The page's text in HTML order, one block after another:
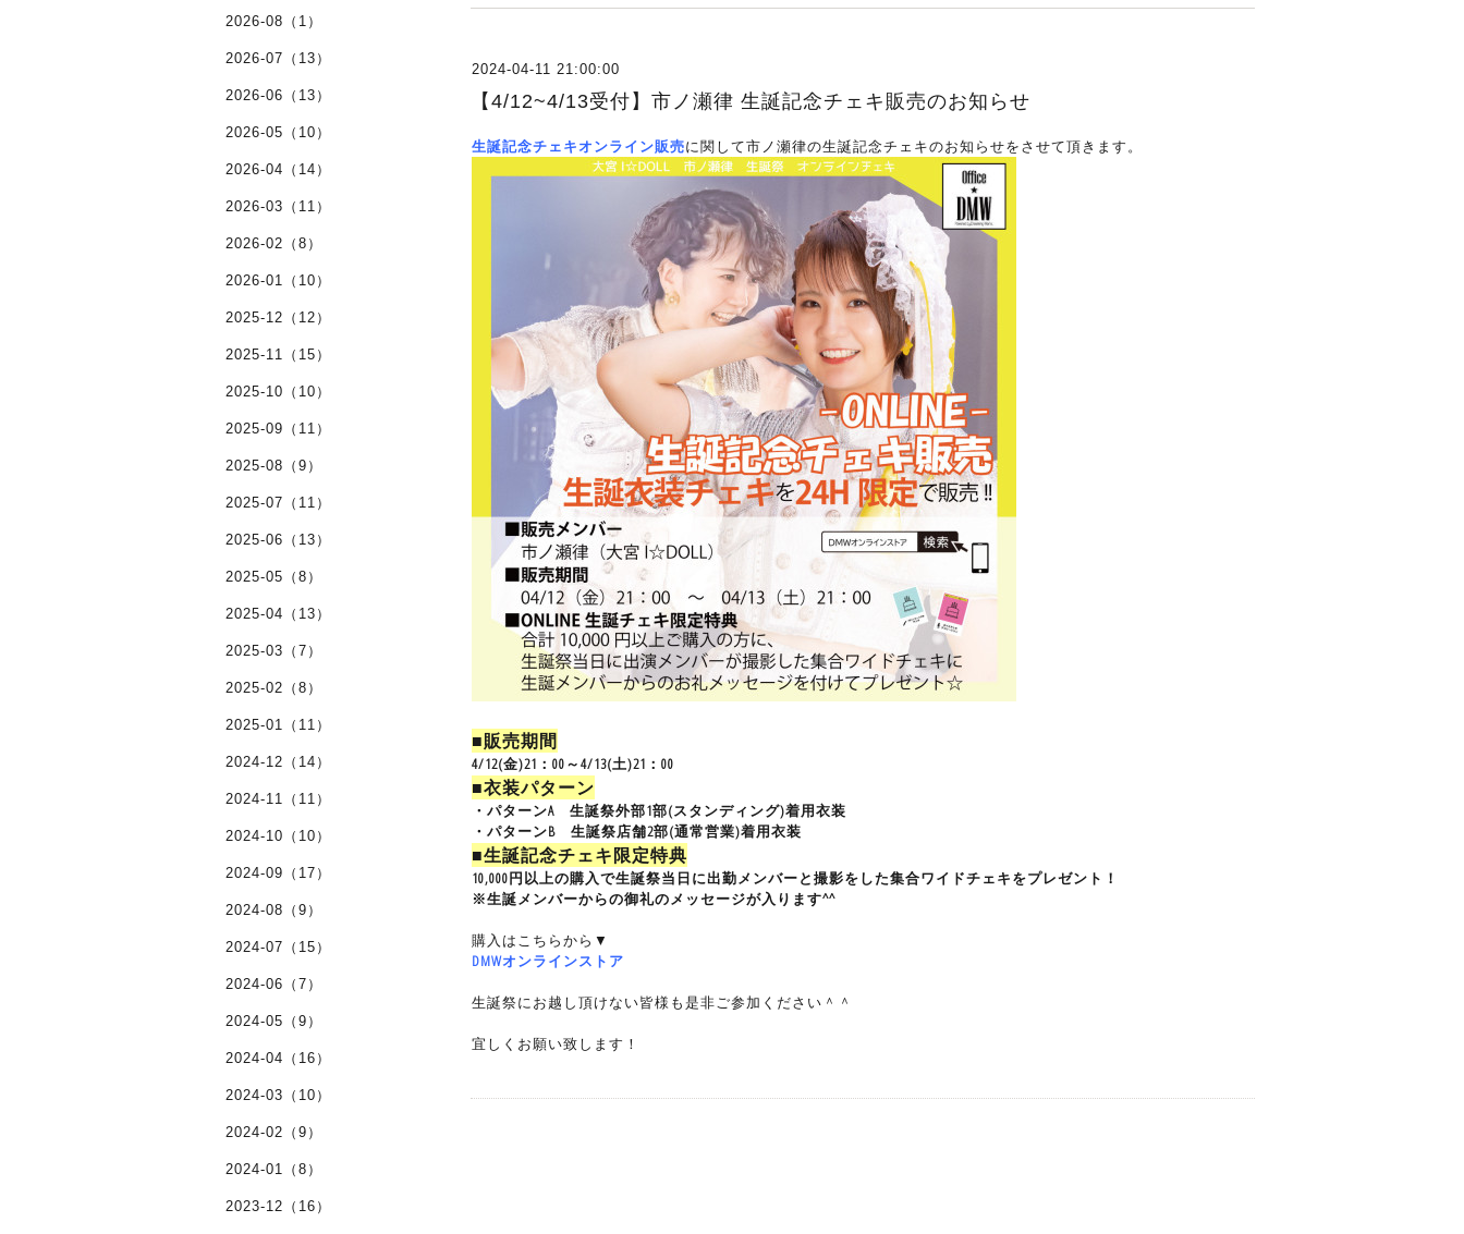
2024-04-11 21:00:00
【4/12~4/13受付】市ノ瀬律 生誕記念チェキ販売のお知らせ
生誕記念チェキオンライン販売に関して市ノ瀬律の生誕記念チェキのお知らせをさせて頂きます。
■販売期間
4/12(金)21：00～4/13(土)21：00
■衣装パターン
・パターンA 生誕祭外部1部(スタンディング)着用衣装
・パターンB 生誕祭店舗2部(通常営業)着用衣装
■生誕記念チェキ限定特典
10,000円以上の購入で生誕祭当日に出勤メンバーと撮影をした集合ワイドチェキをプレゼント！
※生誕メンバーからの御礼のメッセージが入ります^^
購入はこちらから▼
DMWオンラインストア
生誕祭にお越し頂けない皆様も是非ご参加ください＾＾
宜しくお願い致します！
2026-08（1）
2026-07（13）
2026-06（13）
2026-05（10）
2026-04（14）
2026-03（11）
2026-02（8）
2026-01（10）
2025-12（12）
2025-11（15）
2025-10（10）
2025-09（11）
2025-08（9）
2025-07（11）
2025-06（13）
2025-05（8）
2025-04（13）
2025-03（7）
2025-02（8）
2025-01（11）
2024-12（14）
2024-11（11）
2024-10（10）
2024-09（17）
2024-08（9）
2024-07（15）
2024-06（7）
2024-05（9）
2024-04（16）
2024-03（10）
2024-02（9）
2024-01（8）
2023-12（16）